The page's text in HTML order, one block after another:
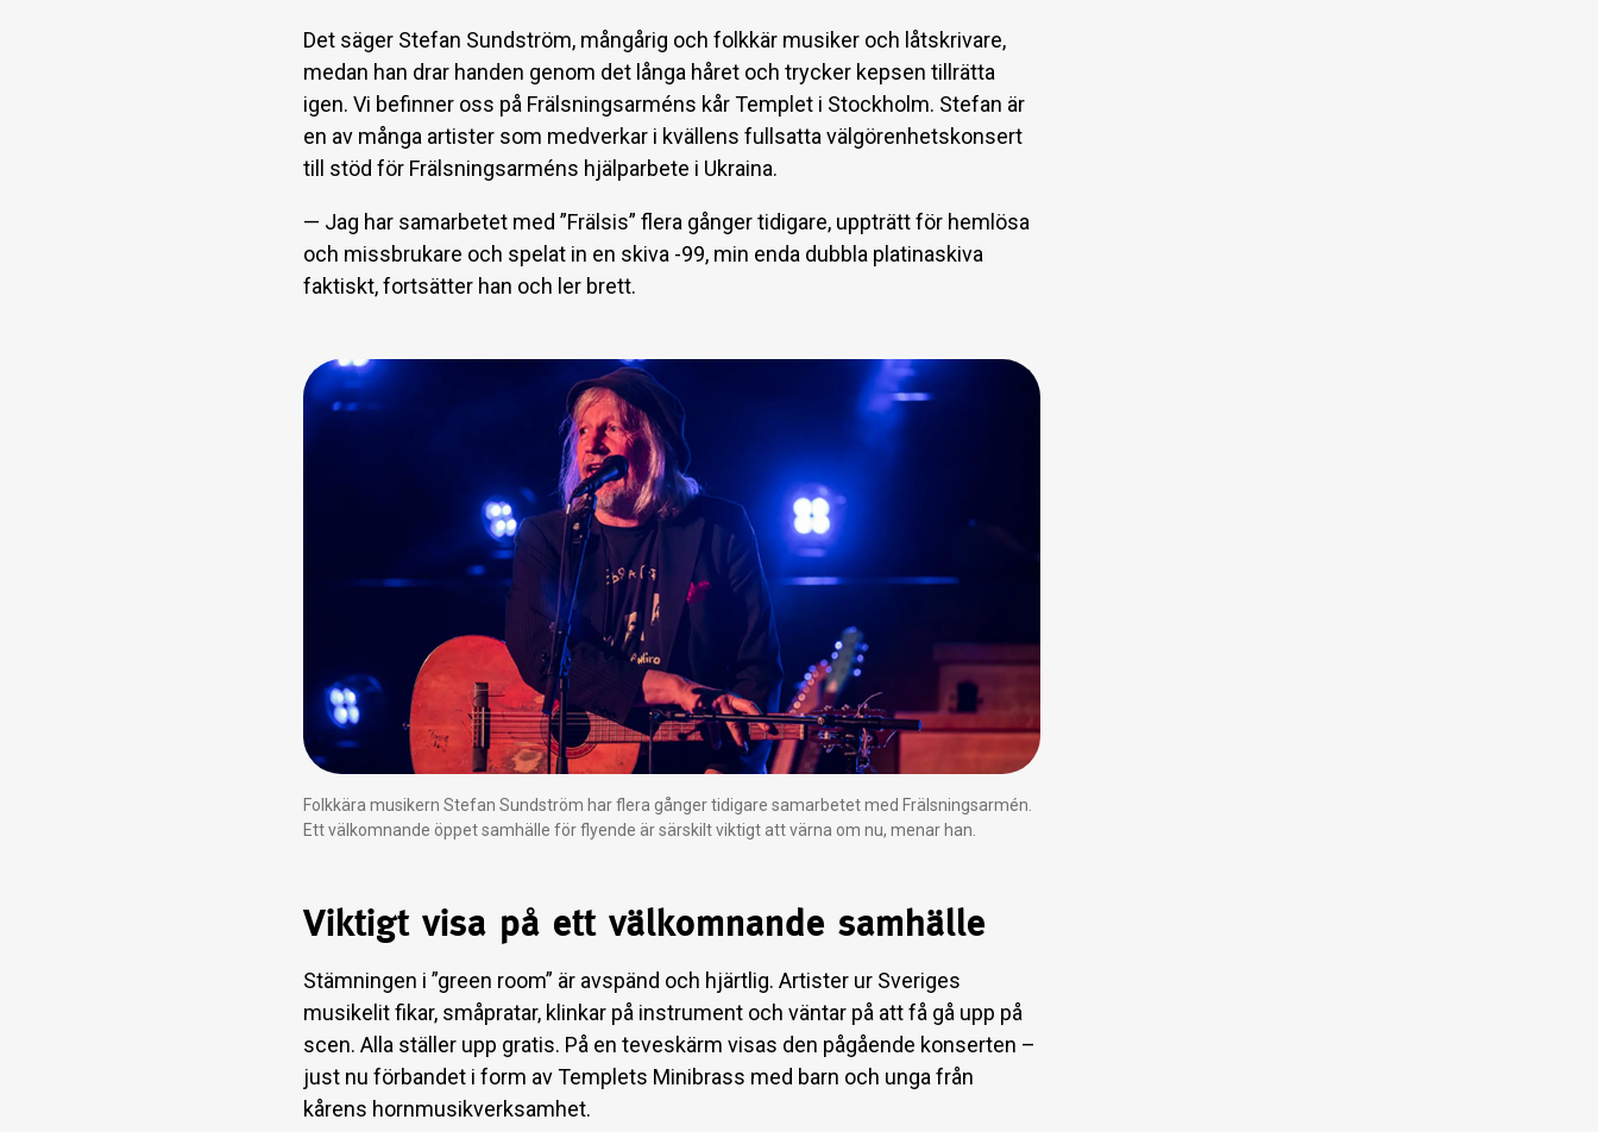
Det säger Stefan Sundström, mångårig och folkkär musiker och låtskrivare,
medan han drar handen genom det långa håret och trycker kepsen tillrätta
igen. Vi befinner oss på Frälsningsarméns kår Templet i Stockholm. Stefan är
en av många artister som medverkar i kvällens fullsatta välgörenhetskonsert
till stöd för Frälsningsarméns hjälparbete i Ukraina.
— Jag har samarbetet med ”Frälsis” flera gånger tidigare, uppträtt för hemlösa
och missbrukare och spelat in en skiva -99, min enda dubbla platinaskiva
faktiskt, fortsätter han och ler brett.
Folkkära musikern Stefan Sundström har flera gånger tidigare samarbetet med Frälsningsarmén.
Ett välkomnande öppet samhälle för flyende är särskilt viktigt att värna om nu, menar han.
Viktigt visa på ett välkomnande samhälle
Stämningen i ”green room” är avspänd och hjärtlig. Artister ur Sveriges
musikelit fikar, småpratar, klinkar på instrument och väntar på att få gå upp på
scen. Alla ställer upp gratis. På en teveskärm visas den pågående konserten –
just nu förbandet i form av Templets Minibrass med barn och unga från
kårens hornmusikverksamhet.